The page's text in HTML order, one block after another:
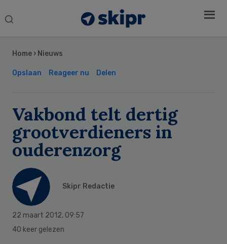
Search
Home › Nieuws
Opslaan Reageer nu Delen
Vakbond telt dertig
grootverdieners in
ouderenzorg
Skipr Redactie
22 maart 2012, 09:57
40 keer gelezen
Sidebar